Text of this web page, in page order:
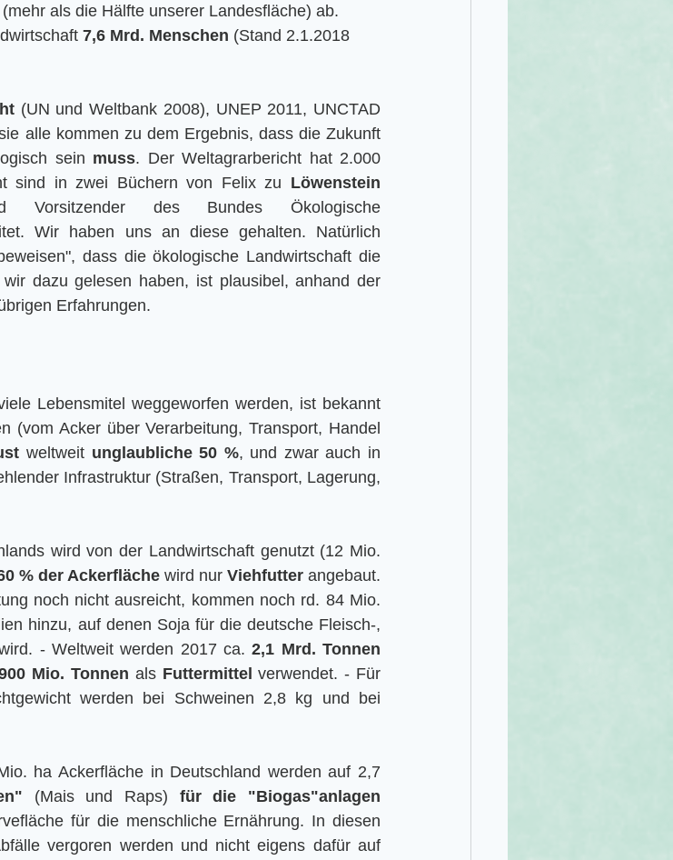
als die Hälfte unserer Landesfläche) ab.
7,6 Mrd. Menschen (Stand 2.1.2018
(UN und Weltbank 2008), UNEP 2011, UNCTAD
alle kommen zu dem Ergebnis, dass die Zukunft
sein muss. Der Weltagrarbericht hat 2.000
sind in zwei Büchern von Felix zu Löwenstein
Vorsitzender des Bundes Ökologische
Wir haben uns an diese gehalten. Natürlich
dass die ökologische Landwirtschaft die
dazu gelesen haben, ist plausibel, anhand der
Erfahrungen.
Lebensmitel weggeworfen werden, ist bekannt
(vom Acker über Verarbeitung, Transport, Handel
weltweit unglaubliche 50 %, und zwar auch in
Infrastruktur (Straßen, Transport, Lagerung,
wird von der Landwirtschaft genutzt (12 Mio.
% der Ackerfläche wird nur Viehfutter angebaut.
noch nicht ausreicht, kommen noch rd. 84 Mio.
hinzu, auf denen Soja für die deutsche Fleisch-,
- Weltweit werden 2017 ca. 2,1 Mrd. Tonnen
Mio. Tonnen als Futtermittel verwendet. - Für
werden bei Schweinen 2,8 kg und bei
ha Ackerfläche in Deutschland werden auf 2,7
(Mais und Raps) für die "Biogas"anlagen
für die menschliche Ernährung. In diesen
vergoren werden und nicht eigens dafür auf